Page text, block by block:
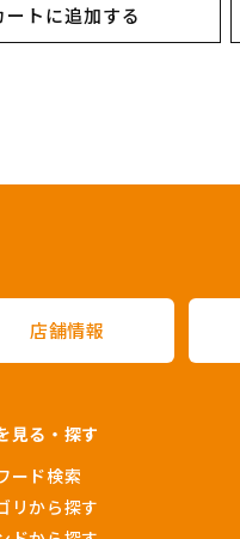
ートに追加する
店舗情報
見る・探す
ード検索
リから探す